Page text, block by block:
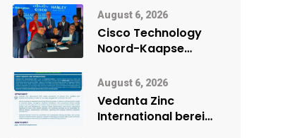
veiligheidsprestasie
by Namibië Mynbou
Ekspo
August 6, 2026
Cisco Technology
Noord-Kaapse
digitale toekoms
deur Cisco-
vennootskap
August 6, 2026
Vedanta Zinc
International berei